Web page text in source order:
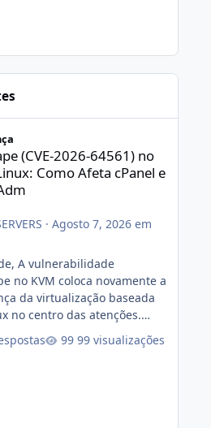
64561) no CloudLinux: Como Afeta
(CVE-2026-64561) no
Como Afeta cPanel e
· Agosto 7, 2026 em
A vulnerabilidade
no KVM coloca novamente a
da virtualização baseada
no centro das atenções.
incid
Criamos uma breve
99 visualizações